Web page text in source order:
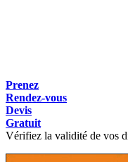
Prenez
Rendez-vous
Devis
Gratuit
Vérifiez la validité de vos